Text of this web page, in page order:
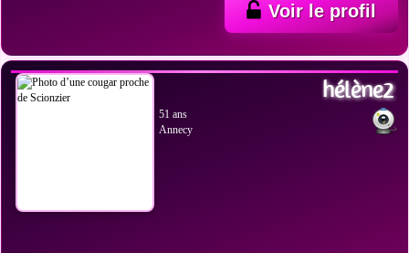
Voir le profil
hélène2
51 ans
Annecy